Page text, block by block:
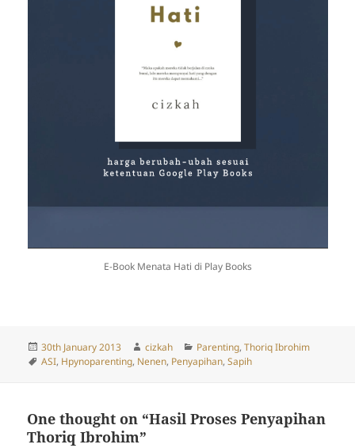
E-Book Menata Hati di Play Books
Posted
on
30th January 2013 Author
cizkah Categories
Parenting,Thoriq Ibrohim
Tags
ASI, Hpynoparenting, Nenen, Penyapihan,Sapih
One thought on “Hasil Proses Penyapihan
Thoriq Ibrohim”